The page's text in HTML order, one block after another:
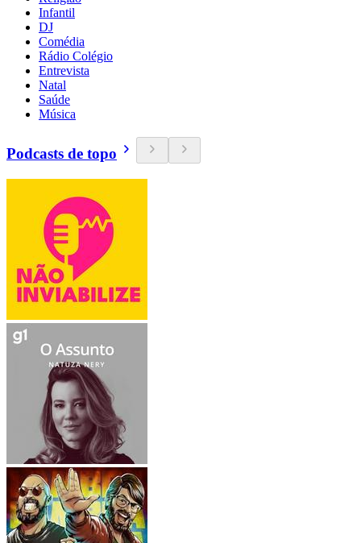
Infantil
DJ
Comédia
Rádio Colégio
Entrevista
Natal
Saúde
Música
Podcasts de topo